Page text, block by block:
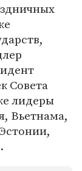
Совета
лидеры
Вьетнама,